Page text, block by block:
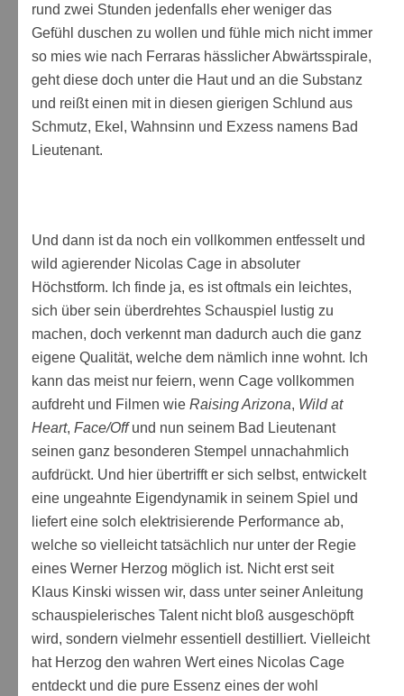
rund zwei Stunden jedenfalls eher weniger das
Gefühl duschen zu wollen und fühle mich nicht immer
so mies wie nach Ferraras hässlicher Abwärtsspirale,
geht diese doch unter die Haut und an die Substanz
und reißt einen mit in diesen gierigen Schlund aus
Schmutz, Ekel, Wahnsinn und Exzess namens Bad
Lieutenant.
Und dann ist da noch ein vollkommen entfesselt und
wild agierender Nicolas Cage in absoluter
Höchstform. Ich finde ja, es ist oftmals ein leichtes,
sich über sein überdrehtes Schauspiel lustig zu
machen, doch verkennt man dadurch auch die ganz
eigene Qualität, welche dem nämlich inne wohnt. Ich
kann das meist nur feiern, wenn Cage vollkommen
aufdreht und Filmen wie Raising Arizona, Wild at
Heart, Face/Offund nun seinem Bad Lieutenant
seinen ganz besonderen Stempel unnachahmlich
aufdrückt. Und hier übertrifft er sich selbst, entwickelt
eine ungeahnte Eigendynamik in seinem Spiel und
liefert eine solch elektrisierende Performance ab,
welche so vielleicht tatsächlich nur unter der Regie
eines Werner Herzog möglich ist. Nicht erst seit
Klaus Kinski wissen wir, dass unter seiner Anleitung
schauspielerisches Talent nicht bloß ausgeschöpft
wird, sondern vielmehr essentiell destilliert. Vielleicht
hat Herzog den wahren Wert eines Nicolas Cage
entdeckt und die pure Essenz eines der wohl